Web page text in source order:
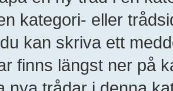
kategori- eller
kan skriva ett
finns längst ner på